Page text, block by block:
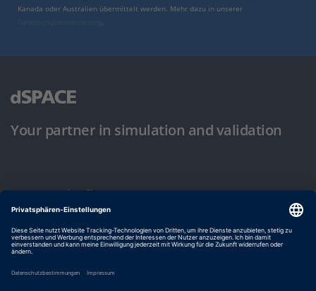
Kanada oder Australien übermittelt werden. Mehr dazu in unserer
Your partner in simulation and validation
Nutzungsbedingungen
Datenschutzbestimmung
Impressum & Allgemeine Geschäftsbedingungen